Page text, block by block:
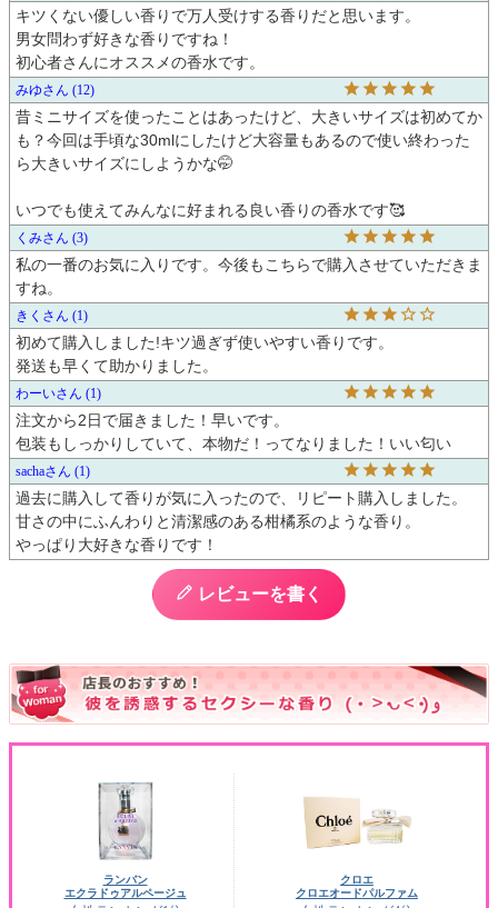
キツくない優しい香りで万人受けする香りだと思います。
男女問わず好きな香りですね！
みゆ 12
昔ミニサイズを使ったことはあったけど、大きいサイズは初めてか
も？今回は手頃な30mlにしたけど大容量もあるので使い終わった
ら大きいサイズにしようかな🤭
いつでも使えてみんなに好まれる良い香りの香水です🥰
くみ 3
私の一番のお気に入りです。今後もこちらで購入させていただきま
すね。
きく 1
初めて購入しました!キツ過ぎず使いやすい香りです。
発送も早くて助かりました。
わーい 1
注文から2日で届きました！早いです。
包装もしっかりしていて、本物だ！ってなりました！いい匂い
sacha 1
過去に購入して香りが気に入ったので、リピート購入しました。
甘さの中にふんわりと清潔感のある柑橘系のような香り。
やっぱり大好きな香りです！
レビューを書く
ランバン
エクラドゥアルページュ
クロエ
クロエオードパルファム